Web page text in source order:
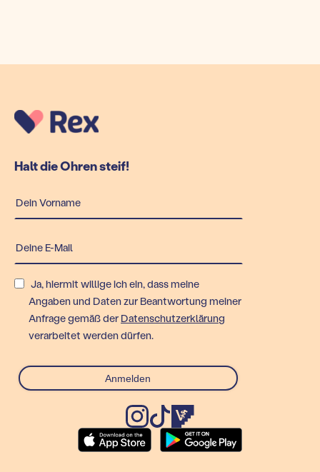
Halt die Ohren steif!
Ja, hiermit willige ich ein, dass meine
Angaben und Daten zur Beantwortung meiner
Anfrage gemäß der Datenschutzerklärung
verarbeitet werden dürfen.